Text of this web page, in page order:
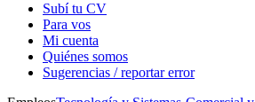
Subí tu CV
Para vos
Mi cuenta
Quiénes somos
Sugerencias / reportar error